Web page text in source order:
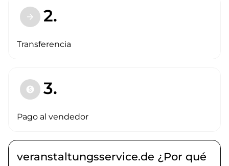
arrow_forward 2.
Transferencia
paid 3.
Pago al vendedor
veranstaltungsservice.de ¿Por qué